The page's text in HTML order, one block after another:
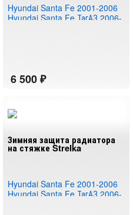
Hyundai Santa Fe 2001-2006
Hyundai Santa Fe ТагАЗ 2006-
Зимняя защита радиатора
на стяжке Strelka
Hyundai Santa Fe 2001-2006
Hyundai Santa Fe ТагАЗ 2006-